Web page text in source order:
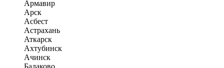
Армавир
Арск
Асбест
Астрахань
Аткарск
Ахтубинск
Ачинск
Балаково